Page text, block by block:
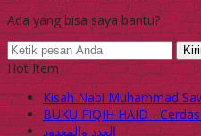
Ada yang bisa saya bantu?
Hot Item
Kisah Nabi Muhammad
BUKU FIQIH HAID -
العدد والمعدود